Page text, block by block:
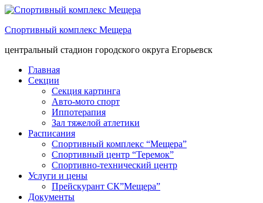
Спортивный комплекс Мещера
центральный стадион городского округа Егорьевск
Главная
Секции
Секция картинга
Авто-мото спорт
Иппотерапия
Зал тяжелой атлетики
Расписания
Спортивный комплекс “Мещера”
Спортивный центр “Теремок”
Спортивно-технический центр
Услуги и цены
Прейскурант СК”Мещера”
Документы